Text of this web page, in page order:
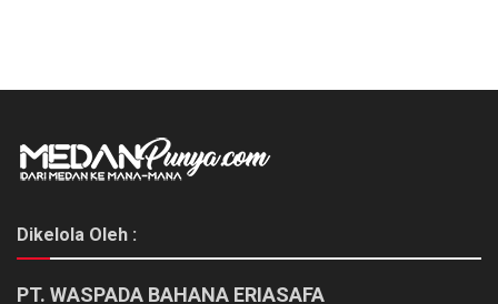
Dikelola Oleh :
PT. WASPADA BAHANA ERIASAFA